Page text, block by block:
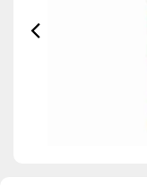
Previous